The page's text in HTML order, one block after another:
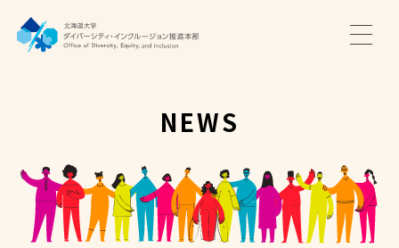
推進本部について
アクセス・お問い合わせ
NEWS